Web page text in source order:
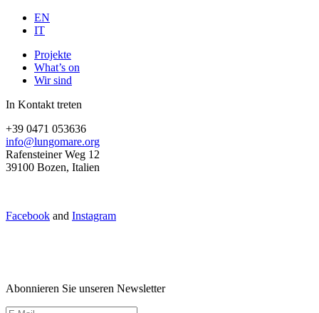
EN
IT
Projekte
What’s on
Wir sind
In Kontakt treten
+39 0471 053636
info@lungomare.org
Rafensteiner Weg 12
39100 Bozen, Italien
Facebook and Instagram
Abonnieren Sie unseren Newsletter